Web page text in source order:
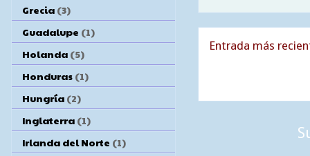
Entrada más
Grecia (3)
Guadalupe (1)
Holanda (5)
Honduras (1)
Hungría (2)
Inglaterra (1)
Irlanda del Norte (1)